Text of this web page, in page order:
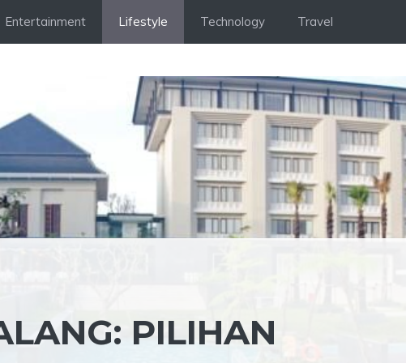
Entertainment Lifestyle Technology Travel
PILIHAN